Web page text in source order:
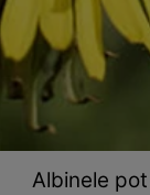
Albinele